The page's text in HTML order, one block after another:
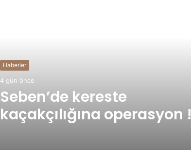
Haberler
4 gün önce
Seben’de kereste
kaçakçılığına operasyon !